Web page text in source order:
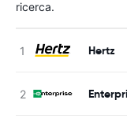
ricerca.
Hertz